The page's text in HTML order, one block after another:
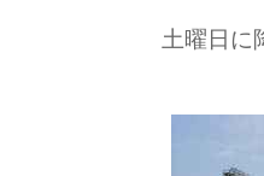
土曜日に